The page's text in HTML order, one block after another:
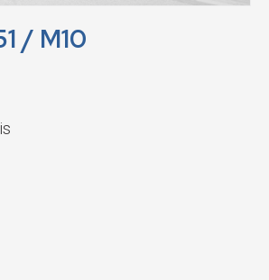
/ M10